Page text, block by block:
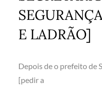
E LADRÃO]
Depois de o prefeito de
[pedir a